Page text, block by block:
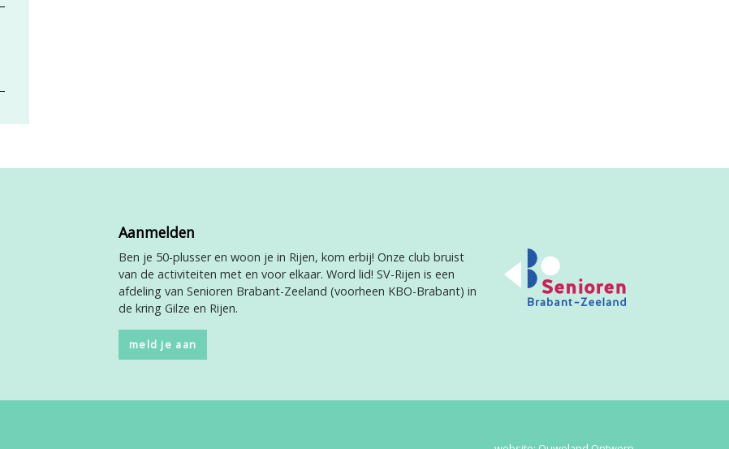
Aanmelden
Ben je 50-plusser en woon je in Rijen, kom erbij! Onze club bruist
van de activiteiten met en voor elkaar. Word lid! SV-Rijen is een
afdeling van Senioren Brabant-Zeeland (voorheen KBO-Brabant) in
de kring Gilze en Rijen.
meld je aan